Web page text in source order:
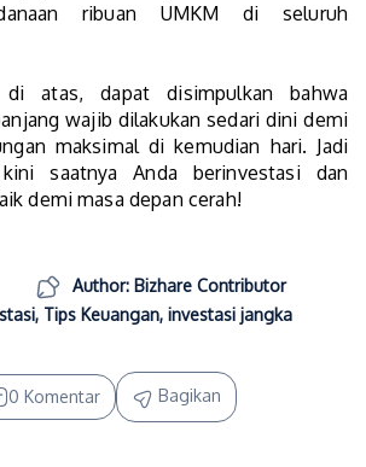
ribuan UMKM di seluruh
di atas, dapat disimpulkan bahwa
wajib dilakukan sedari dini demi
maksimal di kemudian hari. Jadi
saatnya Anda berinvestasi dan
demi masa depan cerah!
Author: Bizhare Contributor
, Tips Keuangan, investasi jangka
0 Komentar Bagikan